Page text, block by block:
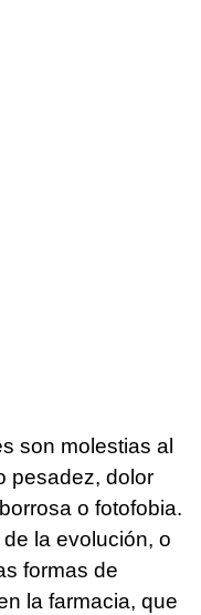
son molestias al
pesadez, dolor
o fotofobia.
la evolución, o
formas de
la farmacia, que